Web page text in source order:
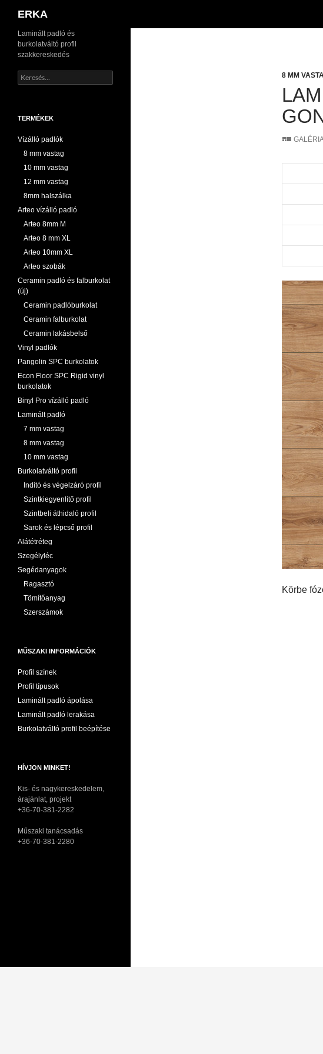
Kilépés
ERKA
8 MM
GALÉRIA
Körbe
Laminált padló és
burkolatváltó profil
szakkereskedés
Keresés:
TERMÉKEK
Vízálló padlók
8 mm vastag
10 mm vastag
12 mm vastag
8mm halszálka
Arteo vízálló padló
Arteo 8mm M
Arteo 8 mm XL
Arteo 10mm XL
Arteo szobák
Ceramin padló és falburkolat
(új)
Ceramin padlóburkolat
Ceramin falburkolat
Ceramin lakásbelső
Vinyl padlók
Pangolin SPC burkolatok
Econ Floor SPC Rigid vinyl
burkolatok
Binyl Pro vízálló padló
Laminált padló
7 mm vastag
8 mm vastag
10 mm vastag
Burkolatváltó profil
Indító és végelzáró profil
Szintkiegyenlítő profil
Szintbeli áthidaló profil
Sarok és lépcső profil
Alátétréteg
Szegélyléc
Segédanyagok
Ragasztó
Tömítőanyag
Szerszámok
MŰSZAKI INFORMÁCIÓK
Profil színek
Profil típusok
Laminált padló ápolása
Laminált padló lerakása
Burkolatváltó profil beépítése
HÍVJON MINKET!
Kis- és nagykereskedelem,
árajánlat, projekt
+36-70-381-2282
Műszaki tanácsadás
+36-70-381-2280